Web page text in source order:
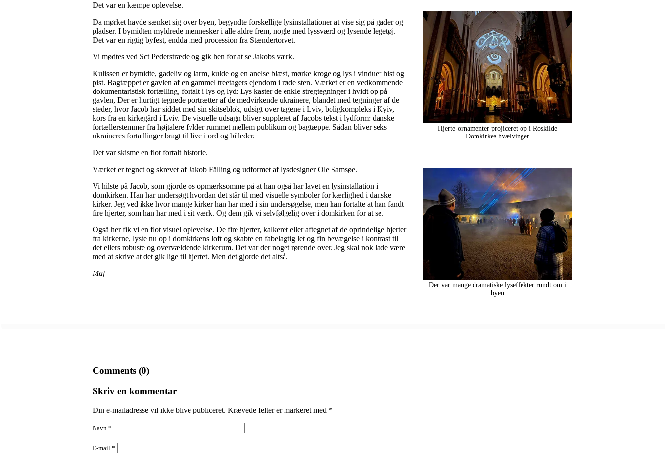
Det var en kæmpe oplevelse.
Da mørket havde sænket sig over byen, begyndte forskellige lysinstallationer at vise sig på gader og
pladser. I bymidten myldrede mennesker i alle aldre frem, nogle med lyssværd og lysende legetøj.
Det var en rigtig byfest, endda med procession fra Stændertorvet.
Vi mødtes ved Sct Pederstræde og gik hen for at se Jakobs værk.
Kulissen er bymidte, gadeliv og larm, kulde og en anelse blæst, mørke kroge og lys i vinduer hist og
pist. Bagtæppet er gavlen af en gammel treetagers ejendom i røde sten. Værket er en vedkommende
dokumentaristisk fortælling, fortalt i lys og lyd: Lys kaster de enkle stregtegninger i hvidt op på
gavlen, Der er hurtigt tegnede portrætter af de medvirkende ukrainere, blandet med tegninger af de
steder, hvor Jacob har siddet med sin skitseblok, udsigt over tagene i Lviv, boligkompleks i Kyiv,
kors fra en kirkegård i Lviv. De visuelle udsagn bliver suppleret af Jacobs tekst i lydform: danske
fortællerstemmer fra højtalere fylder rummet mellem publikum og bagtæppe. Sådan bliver seks
ukraineres fortællinger bragt til live i ord og billeder.
Det var skisme en flot fortalt historie.
Værket er tegnet og skrevet af Jakob Fälling og udformet af lysdesigner Ole Samsøe.
Vi hilste på Jacob, som gjorde os opmærksomme på at han også har lavet en lysinstallation i
domkirken. Han har undersøgt hvordan det står til med visuelle symboler for kærlighed i danske
kirker. Jeg ved ikke hvor mange kirker han har med i sin undersøgelse, men han fortalte at han fandt
fire hjerter, som han har med i sit værk. Og dem gik vi selvfølgelig over i domkirken for at se.
Også her fik vi en flot visuel oplevelse. De fire hjerter, kalkeret eller aftegnet af de oprindelige hjerter
fra kirkerne, lyste nu op i domkirkens loft og skabte en fabelagtig let og fin bevægelse i kontrast til
det ellers robuste og overvældende kirkerum. Det var der noget rørende over. Jeg skal nok lade være
med at skrive at det gik lige til hjertet. Men det gjorde det altså.
Maj
Hjerte-ornamenter projiceret op i Roskilde
Domkirkes hvælvinger
Der var mange dramatiske lyseffekter rundt om i
byen
Comments (0)
Skriv en kommentar
Din e-mailadresse vil ikke blive publiceret. Krævede felter er markeret med *
Navn *
E-mail *